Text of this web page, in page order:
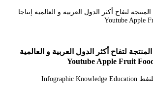
لتفاح أكثر الدول العربية و العالمية